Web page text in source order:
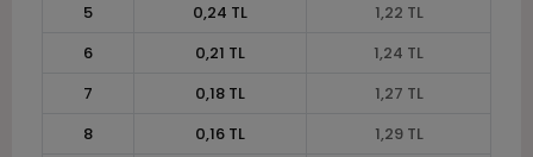
5
0,24 TL
1,22 TL
6
0,21 TL
1,24 TL
7
0,18 TL
1,27 TL
8
0,16 TL
1,29 TL